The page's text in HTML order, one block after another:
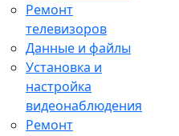
Ремонт
телевизоров
Данные и файлы
Установка и
настройка
видеонаблюдения
Ремонт